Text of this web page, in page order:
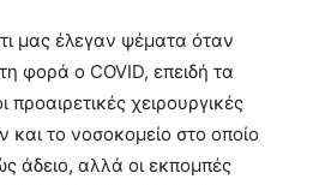
μας έλεγαν ψέματα όταν
φορά ο COVID, επειδή τα
προαιρετικές χειρουργικές
και το νοσοκομείο στο οποίο
άδειο, αλλά οι εκπομπές